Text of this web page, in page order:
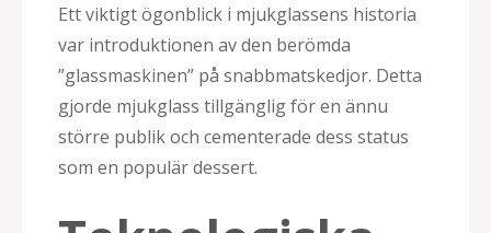
Ett viktigt ögonblick i mjukglassens historia
var introduktionen av den berömda
”glassmaskinen” på snabbmatskedjor. Detta
gjorde mjukglass tillgänglig för en ännu
större publik och cementerade dess status
som en populär dessert.